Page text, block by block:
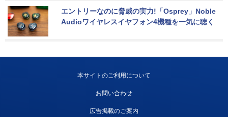
エントリーなのに脅威の実力!「Osprey」Noble
Audioワイヤレスイヤフォン4機種を一気に聴く
本サイトのご利用について
お問い合わせ
広告掲載のご案内